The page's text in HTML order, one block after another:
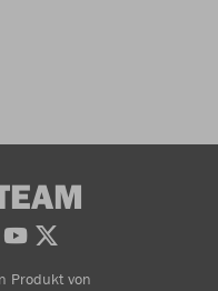
Produkt von